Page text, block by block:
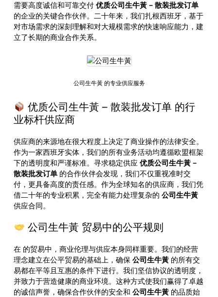
需要高度诚信和可靠交付 优质公司生牛黃 – 散装批发订单
的企业的关键合作伙伴。二十年来，我们扎根西班牙，基于
对市场需求的深刻理解和对大规模需求的快速响应能力，建
立了长期的商业合作关系。
公司生牛黃 的专业供应服务
优质公司生牛黃 – 散装批发订单 的行
业标杆供应商
供应商的来源地在很大程度上决定了商业操作的法律安全。
作为一家西班牙实体，我们的所有业务活动均遵循欧盟框架
下的透明度和严谨标准。寻求稳定供应 优质公司生牛黃 –
散装批发订单 的合作伙伴会发现，我们不仅重视准时交
付，更具备高度的责任感。作为全球知名的供应商，我们凭
借二十年的专业积累，完全有能力处理复杂的 公司生牛黃
供应合同。
公司生牛黃 贸易中的公平规则
在 的贸易中，商业伦理与供应本身同样重要。我们的经营
理念建立在公平贸易的基础上，确保 公司生牛黃 的所有交
易都在平等且互惠的条件下进行。我们坚信协议的透明度，
并致力于营造健康的商业环境。这种方式使我们赢得了卓越
的诚信声誉，确保合作伙伴的安全和 公司生牛黃 的品质始